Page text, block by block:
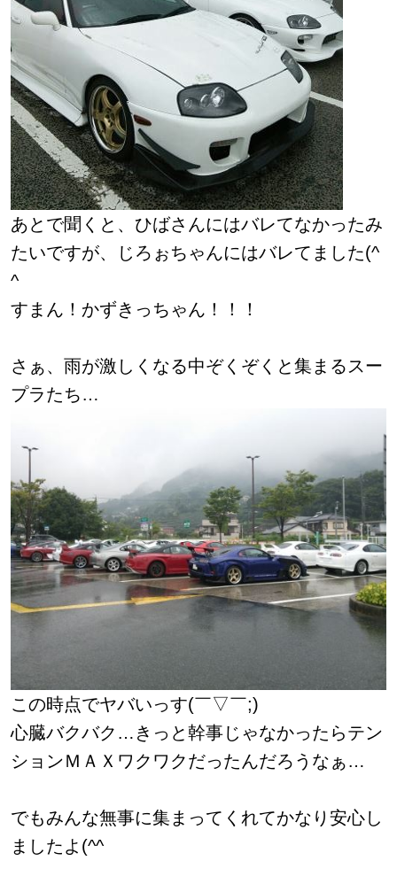
あとで聞くと、ひばさんにはバレてなかったみ
たいですが、じろぉちゃんにはバレてました(^
^ゞ
すまん！かずきっちゃん！！！
さぁ、雨が激しくなる中ぞくぞくと集まるスー
プラたち…
この時点でヤバいっす(￣▽￣;)
心臓バクバク…きっと幹事じゃなかったらテン
ションＭＡＸワクワクだったんだろうなぁ…
でもみんな無事に集まってくれてかなり安心し
ましたよ(^^ゞ